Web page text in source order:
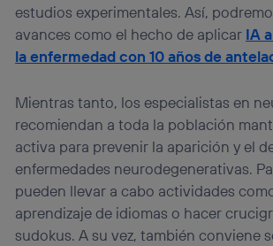
estudios experimentales. Así,
avances como el hecho de aplicar IA
la enfermedad con 10 años de
Mientras tanto, los especialistas en
recomiendan a toda la población
activa para prevenir la aparición y el
enfermedades neurodegenerativas.
pueden llevar a cabo actividades
aprendizaje de idiomas o hacer
sudokus. A su vez, también conviene